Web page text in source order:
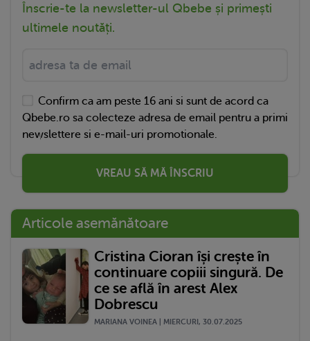
Înscrie-te la newsletter-ul Qbebe și primești
ultimele noutăți.
Confirm ca am peste 16 ani si sunt de acord ca
Qbebe.ro sa colecteze adresa de email pentru a primi
newslettere si e-mail-uri promotionale.
VREAU SĂ MĂ ÎNSCRIU
Articole asemănătoare
Cristina Cioran își crește în
continuare copiii singură. De
ce se află în arest Alex
Dobrescu
MARIANA VOINEA | MIERCURI, 30.07.2025